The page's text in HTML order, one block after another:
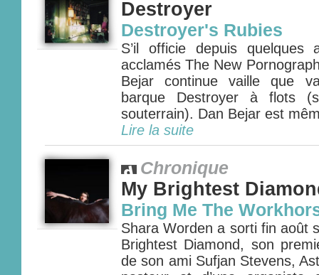
Destroyer
Destroyer's Rubies
S’il officie depuis quelques
acclamés The New
Bejar continue vaille que
barque Destroyer à flots
souterrain). Dan Bejar est
Lire la suite
Chronique
My Brightest
Bring Me The
Shara Worden a sorti fin août
Brightest Diamond, son
de son ami Sufjan Stevens,